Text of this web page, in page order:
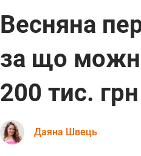
Весняна
за що
200 тис. грн
Даяна Швець